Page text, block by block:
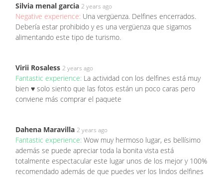
Silvia menal garcia 2 years ago
Negative experience: Una vergüenza. Delfines encerrados.
Debería estar prohibido y es una vergüenza que sigamos
alimentando este tipo de turismo.
Virii Rosaless 2 years ago
Fantastic experience: La actividad con los delfines está muy
bien ♥️ solo siento que las fotos están un poco caras pero
conviene más comprar el paquete
Dahena Maravilla 2 years ago
Fantastic experience: Wow muy hermoso lugar, es bellísimo
además se puede apreciar toda la bonita vista está
totalmente espectacular este lugar unos de los mejor y 100%
recomendado además de que puedes ver los lindos delfines